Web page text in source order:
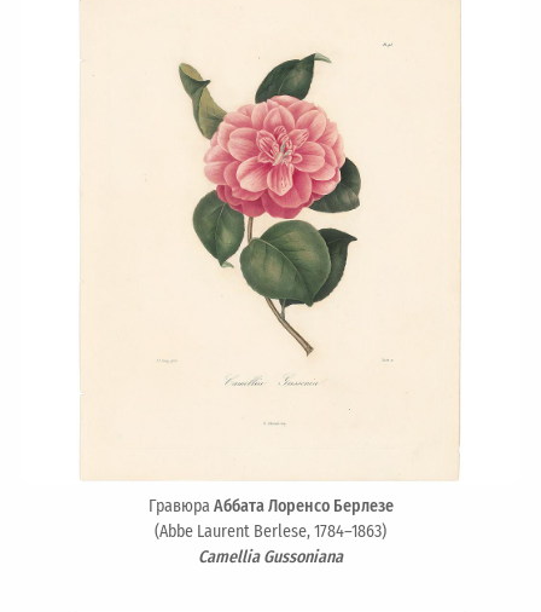
ГравюраАббата Лоренсо Берлезе
(Abbe Laurent Berlese, 1784–1863)
Camellia Gussoniana